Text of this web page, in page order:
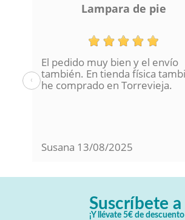
Lampara de pie
El pedido muy bien y el envío
también. En tienda física
he comprado en Torrevieja.
Susana 13/08/2025
‹
Suscríbete
¡Y llévate 5€ de